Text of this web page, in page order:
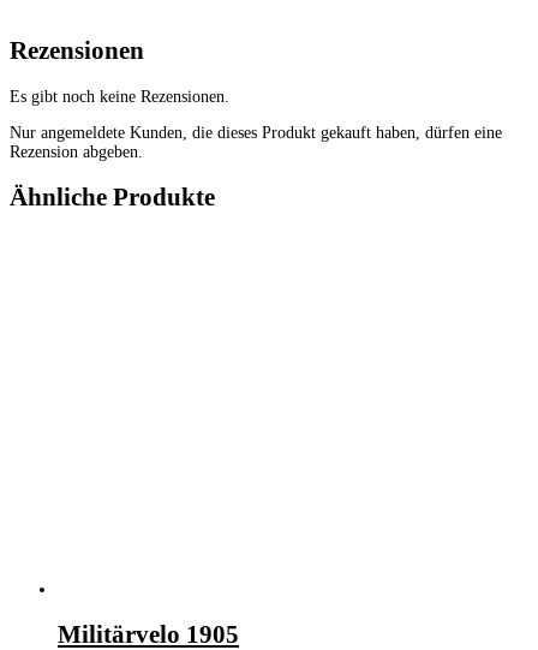
Rezensionen
Es gibt noch keine Rezensionen.
Nur angemeldete Kunden, die dieses Produkt gekauft haben, dürfen eine
Rezension abgeben.
Ähnliche Produkte
Militärvelo 1905